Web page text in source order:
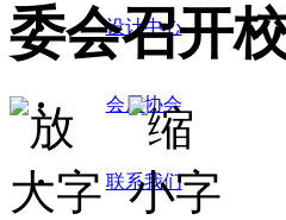
设计中心
会展协会
联系我们
委会召开